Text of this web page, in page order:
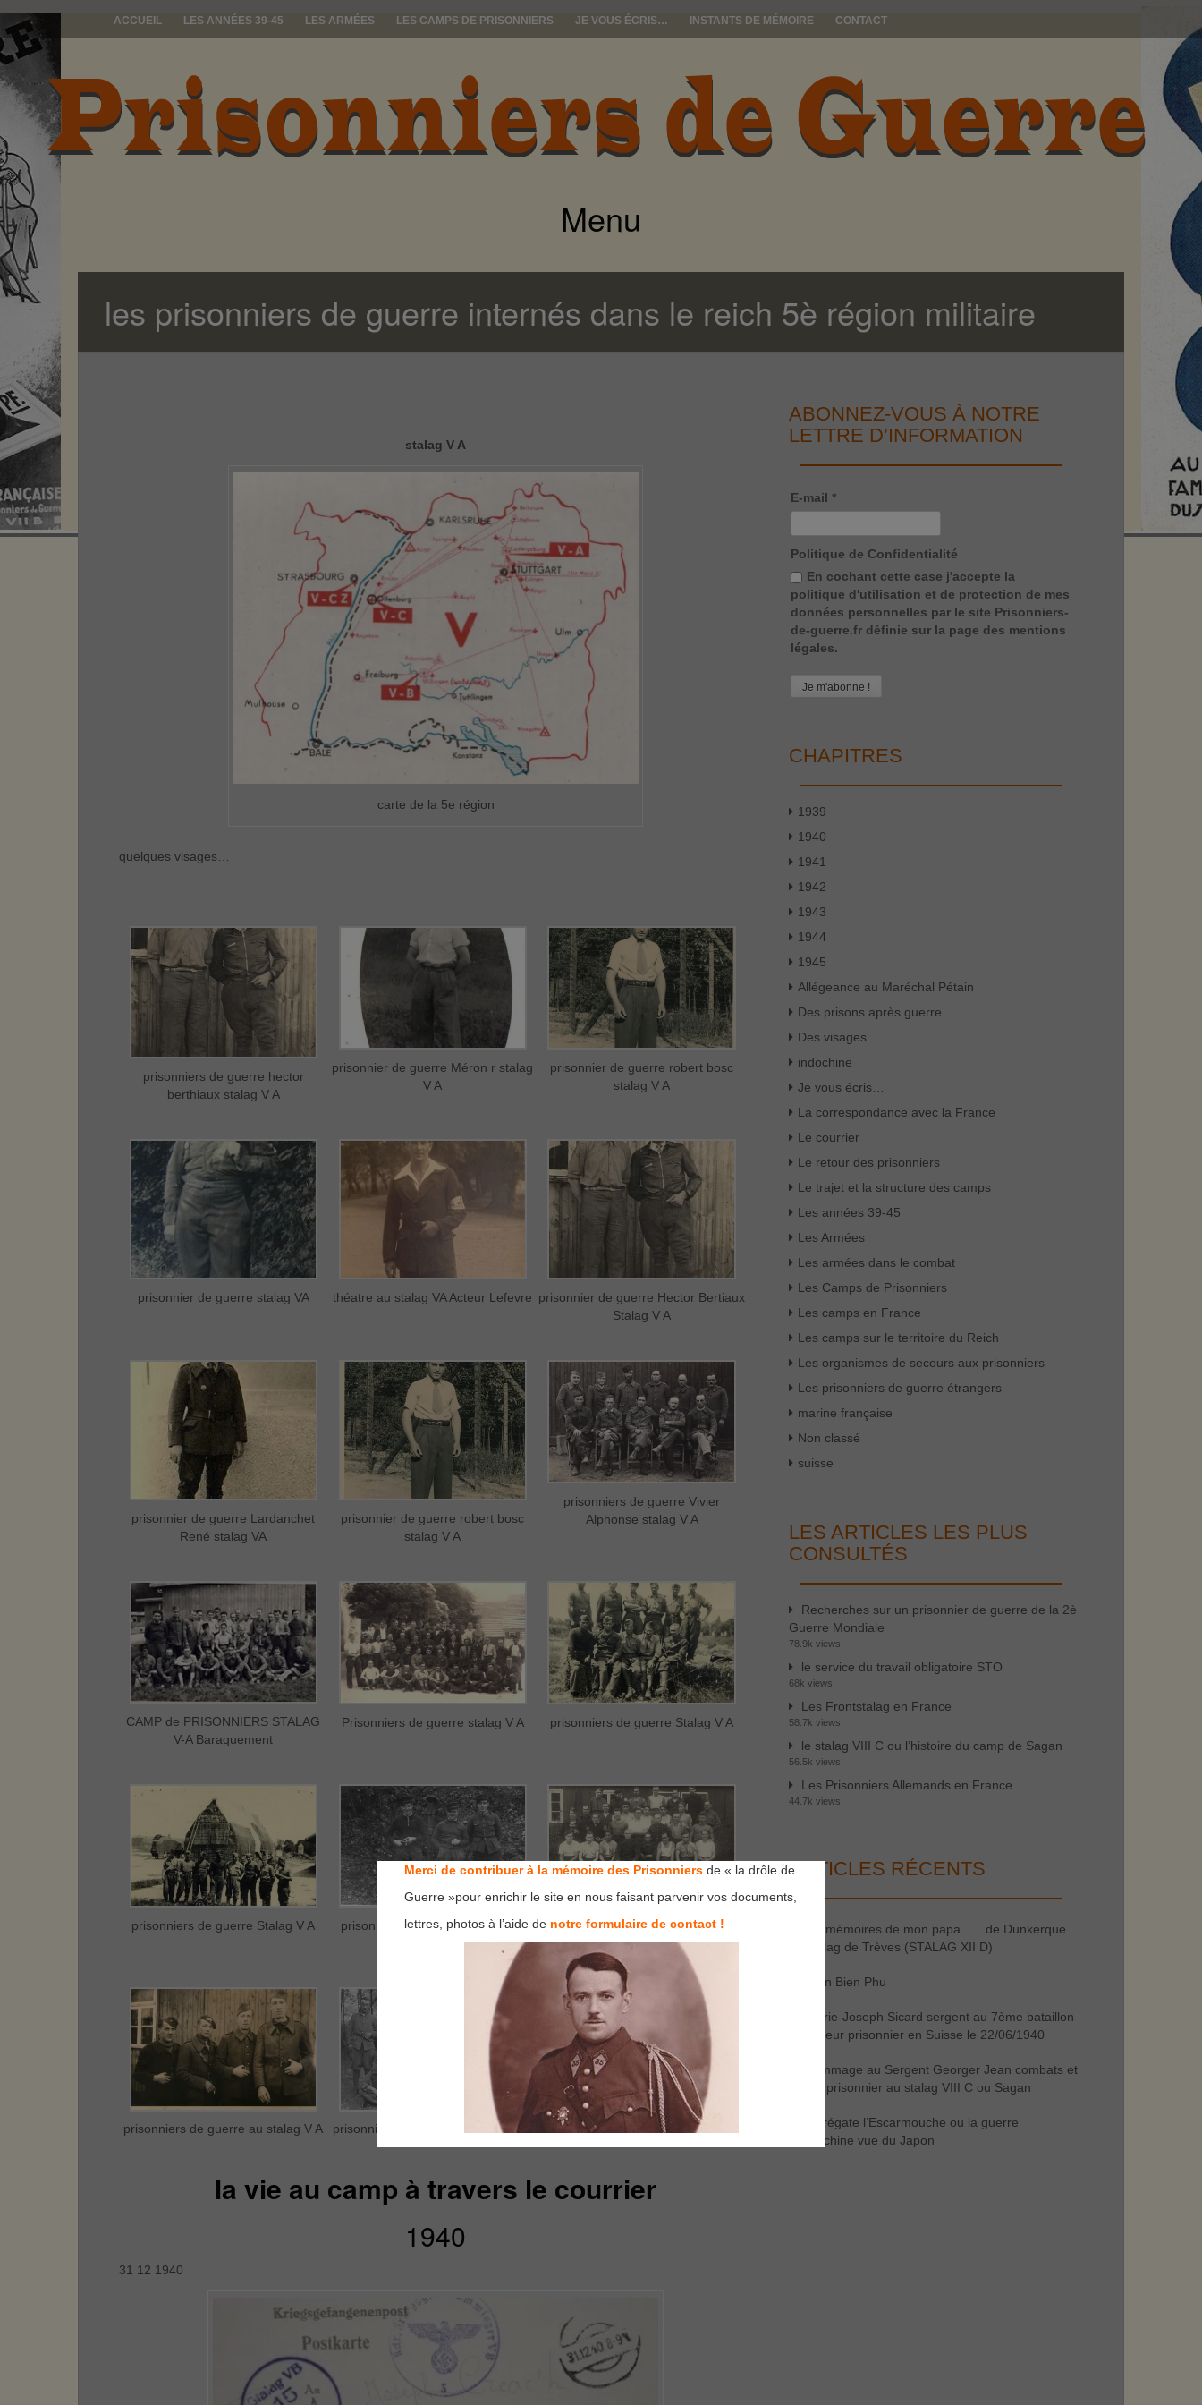
ACCUEIL LES ANNÉES 39-45 LES ARMÉES LES CAMPS DE PRISONNIERS JE VOUS ÉCRIS… INSTANTS DE MÉMOIRE CONTACT
prisonniers de guerre
Menu
CONTENU
les prisonniers de guerre internés dans le reich 5è région militaire
stalag V A
carte de la 5e région
quelques visages…
prisonniers de guerre hector
berthiaux stalag V A
prisonnier de guerre Méron r stalag
V A
prisonnier de guerre robert bosc
stalag V A
prisonnier de guerre stalag VA théatre au stalag VA Acteur Lefevre prisonnier de guerre Hector Bertiaux
Stalag V A
prisonnier de guerre Lardanchet
René stalag VA
prisonnier de guerre robert bosc
stalag V A
prisonniers de guerre Vivier
Alphonse stalag V A
CAMP de PRISONNIERS STALAG
V-A Baraquement
Prisonniers de guerre stalag V A prisonniers de guerre Stalag V A
prisonniers de guerre Stalag V A
prisonnier de guerre gouverneur
édouard stalag V A
prisonniers de guerre au stalag V A
prisonniers de guerre au stalag V A prisonniers de guerre au stalag V A
la vie au camp à travers le courrier
1940
31 12 1940
ABONNEZ-VOUS À NOTRE
LETTRE D’INFORMATION
E-mail *
Politique de Confidentialité
En cochant cette case j'accepte la
politique d'utilisation et de protection de mes
données personnelles par le site Prisonniers-
de-guerre.fr définie sur la page des mentions
légales.
CHAPITRES
1939
1940
1941
1942
1943
1944
1945
Allégeance au Maréchal Pétain
Des prisons après guerre
Des visages
indochine
Je vous écris…
La correspondance avec la France
Le courrier
Le retour des prisonniers
Le trajet et la structure des camps
Les années 39-45
Les Armées
Les armées dans le combat
Les Camps de Prisonniers
Les camps en France
Les camps sur le territoire du Reich
Les organismes de secours aux prisonniers
Les prisonniers de guerre étrangers
marine française
Non classé
suisse
LES ARTICLES LES PLUS
CONSULTÉS
Recherches sur un prisonnier de guerre de la 2è
Guerre Mondiale
78.9k views
le service du travail obligatoire STO
68k views
Les Frontstalag en France
58.7k views
le stalag VIII C ou l’histoire du camp de Sagan
56.5k views
Les Prisonniers Allemands en France
44.7k views
ARTICLES RÉCENTS
les mémoires de mon papa……de Dunkerque
au stalag de Trèves (STALAG XII D)
Dien Bien Phu
Marie-Joseph Sicard sergent au 7ème bataillon
mitrailleur prisonnier en Suisse le 22/06/1940
hommage au Sergent Georger Jean combats et
vie de prisonnier au stalag VIII C ou Sagan
la frégate l’Escarmouche ou la guerre
d’Indochine vue du Japon
Merci de contribuer à la mémoire des Prisonniers de « la drôle de
Guerre »pour enrichir le site en nous faisant parvenir vos documents,
lettres, photos à l’aide de notre formulaire de contact !